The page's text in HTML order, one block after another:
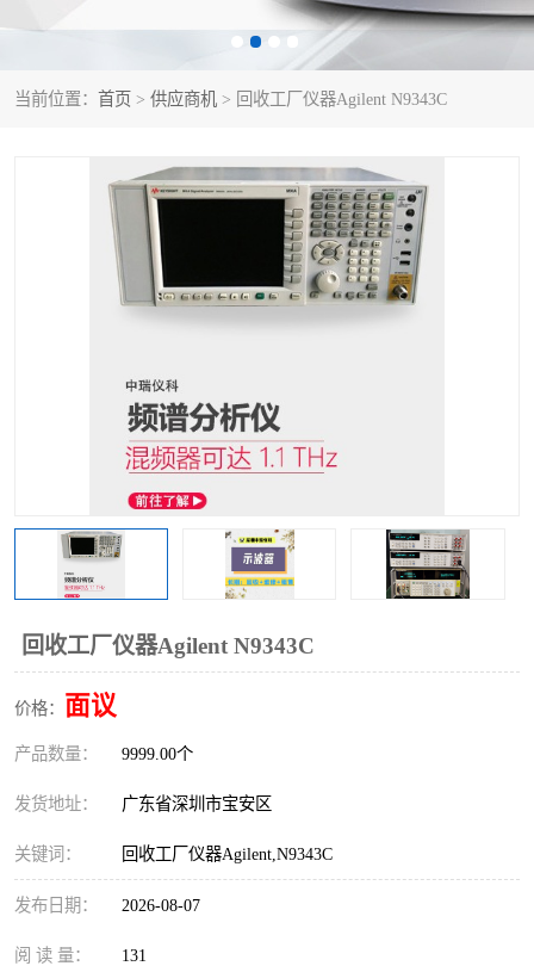
当前位置： 首页 > 供应商机 > 回收工厂仪器Agilent N9343C
回收工厂仪器Agilent N9343C
价格： 面议
产品数量： 9999.00个
发货地址： 广东省深圳市宝安区
关键词： 回收工厂仪器Agilent,N9343C
发布日期： 2026-08-07
阅 读 量： 131
校准件
阻抗分析仪